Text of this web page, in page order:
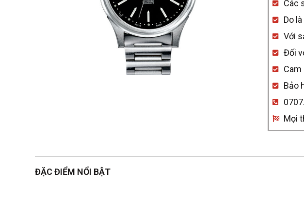
Classic
quantity
Các
Do
Với
Đối
Bảo
Mọi
ĐẶC ĐIỂM NỔI BẬT